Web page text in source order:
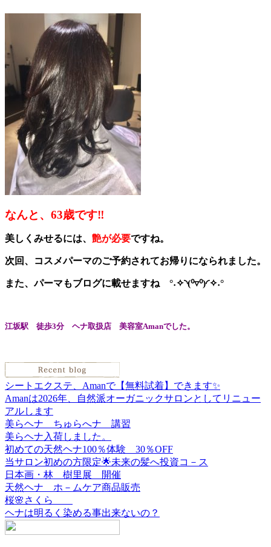
なんと、63歳です‼
美しくみせるには、 艶が必要ですね。
次回、コスメパーマのご予約されてお帰りになられました。
また、パーマもブログに載せますね °˖✧◝(⁰▿⁰)◜✧˖°
江坂駅 徒歩3分 ヘナ取扱店 美容室Amanでした。
シートエクステ、Amanで【無料試着】できます✨
Amanは2026年、自然派オーガニックサロンとしてリニュー
アルします
美らヘナ ちゅらへナ 講習
美らヘナ入荷しました。
初めての天然ヘナ100％体験 30％OFF
当サロン初めの方限定🌟未来の髪へ投資コ－ス
日本画・林 樹里展 開催
天然ヘナ ホ－ムケア商品販売
桜🌸さくら
ヘナは明るく染める事出来ないの？